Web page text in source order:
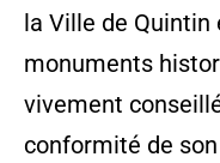
la Ville de
monuments
vivement
conformité de